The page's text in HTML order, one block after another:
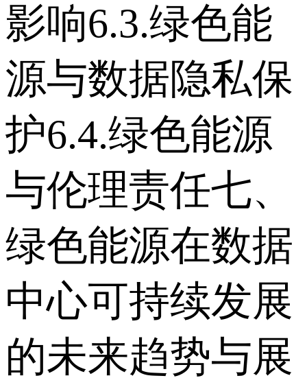
影响 6.3.绿色能
源与数据隐私保
护 6.4.绿色能源
与伦理责任 七、
绿色能源在数据
中心可持续发展
的未来趋势与展